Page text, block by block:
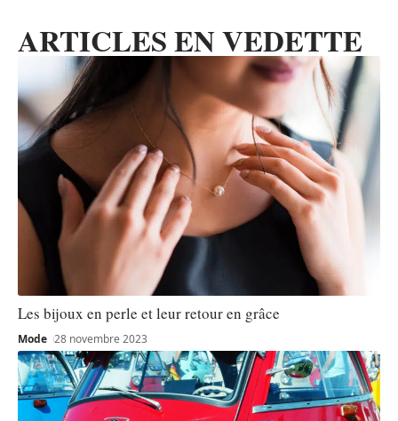
ARTICLES EN VEDETTE
Les bijoux en perle et leur retour en grâce
Mode 28 novembre 2023